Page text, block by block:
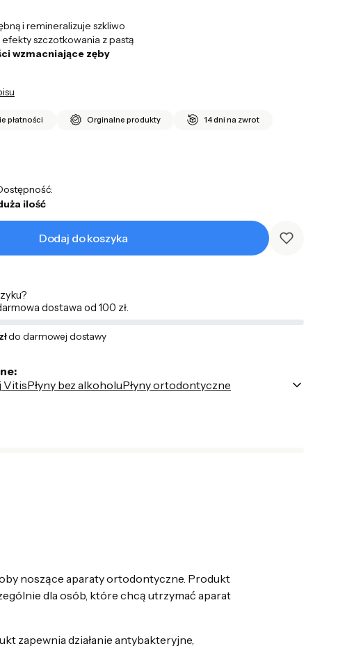
i remineralizuje szkliwo
efekty szczotkowania z pastą
wzmacniające zęby
płatności Orginalne produkty 14 dni na zwrot
ilość
Dodaj do koszyka
dostawa od 100 zł.
do darmowej dostawy
VitisPłyny bez alkoholuPłyny ortodontyczne
Pokaż
noszące aparaty ortodontyczne. Produkt
dla osób, które chcą utrzymać aparat
zapewnia działanie antybakteryjne,